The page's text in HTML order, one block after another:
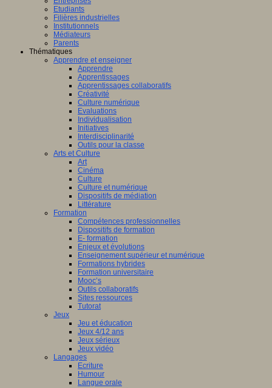
Etudiants
Filières industrielles
Institutionnels
Médiateurs
Parents
Thématiques
Apprendre et enseigner
Apprendre
Apprentissages
Apprentissages collaboratifs
Créativité
Culture numérique
Evaluations
Individualisation
Initiatives
Interdisciplinarité
Outils pour la classe
Arts et Culture
Art
Cinéma
Culture
Culture et numérique
Dispositifs de médiation
Littérature
Formation
Compétences professionnelles
Dispositifs de formation
E- formation
Enjeux et évolutions
Enseignement supérieur et numérique
Formations hybrides
Formation universitaire
Mooc’s
Outils collaboratifs
Sites ressources
Tutorat
Jeux
Jeu et éducation
Jeux 4/12 ans
Jeux sérieux
Jeux vidéo
Langages
Ecriture
Humour
Langue orale